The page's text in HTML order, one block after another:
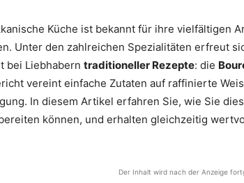
Küche ist bekannt für ihre vielfältigen
Unter den zahlreichen Spezialitäten erfreut
bei Liebhabern traditioneller Rezepte: die
vereint einfache Zutaten auf raffinierte
In diesem Artikel erfahren Sie, wie Sie
können, und erhalten gleichzeitig
Der Inhalt wird nach der Anzeige